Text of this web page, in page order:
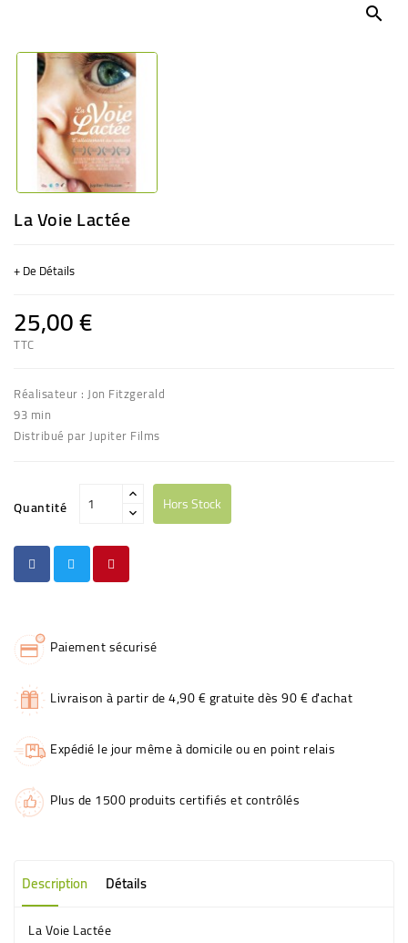
search
La Voie Lactée
+ De Détails
25,00 €
TTC
Réalisateur : Jon Fitzgerald
93 min
Distribué par Jupiter Films
Quantité Hors Stock
Paiement sécurisé
Livraison à partir de 4,90 € gratuite dès 90 € d'achat
Expédié le jour même à domicile ou en point relais
Plus de 1500 produits certifiés et contrôlés
Description Détails
La Voie Lactée